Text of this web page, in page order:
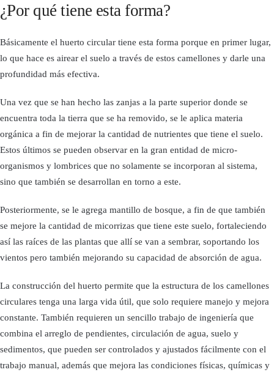
¿Por qué tiene esta forma?
Básicamente el huerto circular tiene esta forma porque en primer lugar,
lo que hace es airear el suelo a través de estos camellones y darle una
profundidad más efectiva.
Una vez que se han hecho las zanjas a la parte superior donde se
encuentra toda la tierra que se ha removido, se le aplica materia
orgánica a fin de mejorar la cantidad de nutrientes que tiene el suelo.
Estos últimos se pueden observar en la gran entidad de micro-
organismos y lombrices que no solamente se incorporan al sistema,
sino que también se desarrollan en torno a este.
Posteriormente, se le agrega mantillo de bosque, a fin de que también
se mejore la cantidad de micorrizas que tiene este suelo, fortaleciendo
así las raíces de las plantas que allí se van a sembrar, soportando los
vientos pero también mejorando su capacidad de absorción de agua.
La construcción del huerto permite que la estructura de los camellones
circulares tenga una larga vida útil, que solo requiere manejo y mejora
constante. También requieren un sencillo trabajo de ingeniería que
combina el arreglo de pendientes, circulación de agua, suelo y
sedimentos, que pueden ser controlados y ajustados fácilmente con el
trabajo manual, además que mejora las condiciones físicas, químicas y